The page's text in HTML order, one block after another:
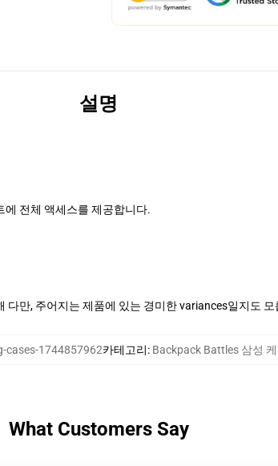
설명
전체 액세스를 제공합니다.
만, 주어지는 제품에 있는 경미한 variances일지도
cases-1744857962카테고리: Backpack Battles 삼성
What Customers Say